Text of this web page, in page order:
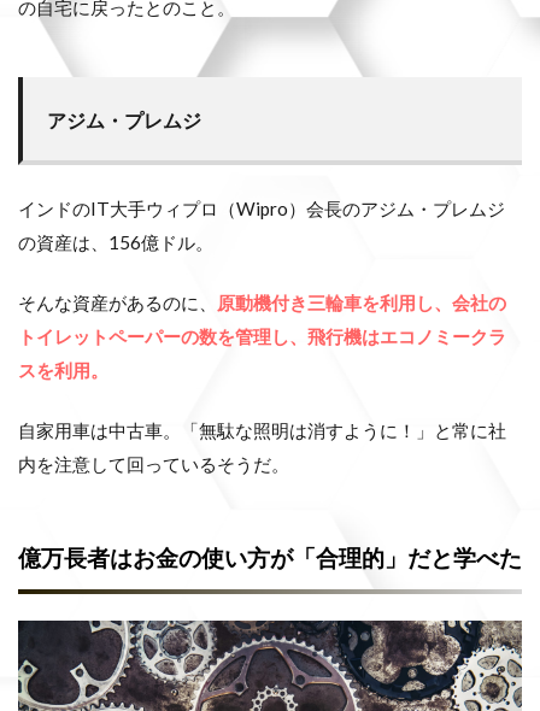
の自宅に戻ったとのこと。
アジム・プレムジ
インドのIT大手ウィプロ（Wipro）会長のアジム・プレムジ
の資産は、156億ドル。
そんな資産があるのに、
原動機付き三輪車を利用し、会社の
トイレットペーパーの数を管理し、飛行機はエコノミークラ
スを利用。
自家用車は中古車。「無駄な照明は消すように！」と常に社
内を注意して回っているそうだ。
億万長者はお金の使い方が「合理的 」だと学べた